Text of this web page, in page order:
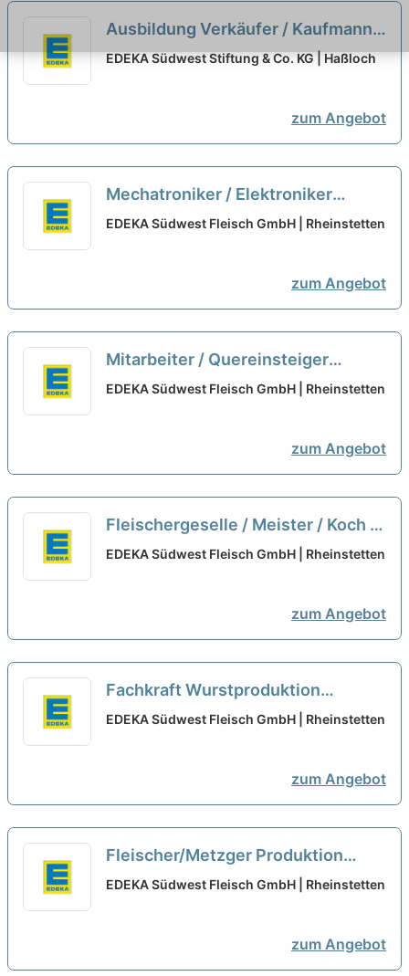
Ausbildung Verkäufer / Kaufmann
im Einzelhandel (m/w/d) - 2026
EDEKA Südwest Stiftung & Co. KG | Haßloch
zum Angebot
Mechatroniker / Elektroniker
(m/w/d) für den Bereich
EDEKA Südwest Fleisch GmbH | Rheinstetten
zum Angebot
Mitarbeiter / Quereinsteiger
Technik für Wartung /
EDEKA Südwest Fleisch GmbH | Rheinstetten
zum Angebot
Fleischergeselle / Meister / Koch /
Metzgereifachverkäufer -
EDEKA Südwest Fleisch GmbH | Rheinstetten
zum Angebot
Fachkraft Wurstproduktion
(m/w/d) neu
EDEKA Südwest Fleisch GmbH | Rheinstetten
zum Angebot
Fleischer/Metzger Produktion
(m/w/d) Tagschicht/Frühschicht
EDEKA Südwest Fleisch GmbH | Rheinstetten
zum Angebot